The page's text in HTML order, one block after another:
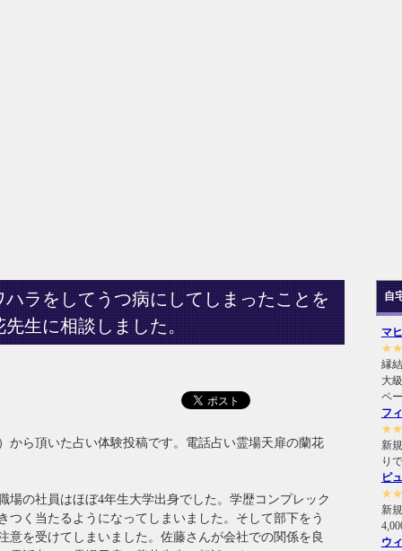
ラをしてうつ病にしてしまったことを
生に相談しました。
から頂いた占い体験投稿です。電話占い霊場天扉の蘭花
場の社員はほぼ4年生大学出身でした。学歴コンプレック
つく当たるようになってしまいました。そして部下をう
意を受けてしまいました。佐藤さんが会社での関係を良
自
マ
縁
大
ペ
フ
新
り
ピ
新
ウ